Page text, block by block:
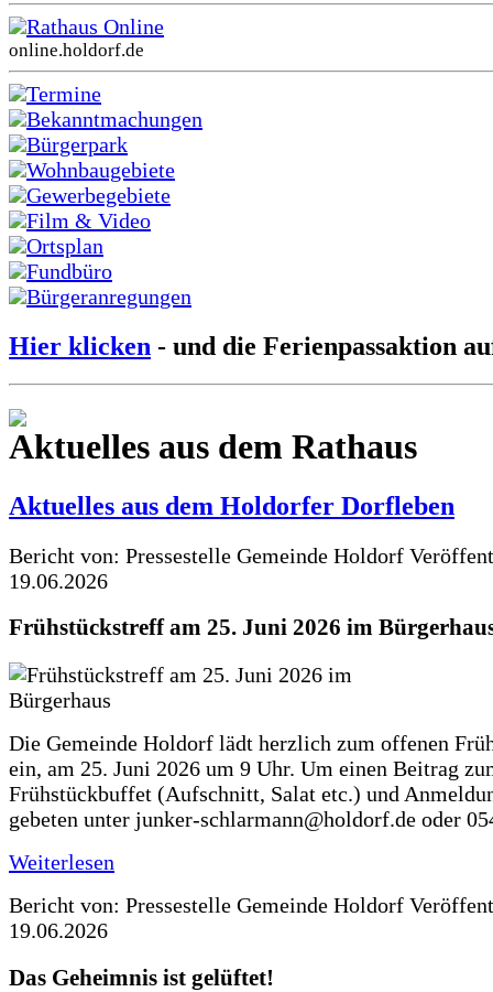
Rathaus Online
online.holdorf.de
Termine
Bekanntmachungen
Bürgerpark
Wohnbaugebiete
Gewerbegebiete
Film & Video
Ortsplan
Fundbüro
Bürgeranregungen
Hier klicken - und die Ferienpassaktion
Aktuelles aus dem Rathaus
Aktuelles aus dem Holdorfer Dorfleben
Bericht von: Pressestelle Gemeinde Holdorf
19.06.2026
Frühstückstreff am 25. Juni 2026 im
Die Gemeinde Holdorf lädt herzlich zum offenen
ein, am 25. Juni 2026 um 9 Uhr. Um einen Beitrag
Frühstückbuffet (Aufschnitt, Salat etc.) und
gebeten unter junker-schlarmann@holdorf.de oder
Weiterlesen
Bericht von: Pressestelle Gemeinde Holdorf
19.06.2026
Das Geheimnis ist gelüftet!